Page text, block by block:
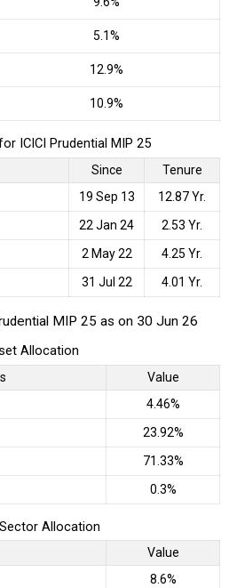
5.1%
12.9%
10.9%
ICICI Prudential MIP 25
Since
Tenure
19 Sep 13
12.87 Yr.
22 Jan 24
2.53 Yr.
2 May 22
4.25 Yr.
31 Jul 22 4.01 Yr.
MIP 25 as on 30 Jun 26
Allocation
Value
4.46%
23.92%
71.33%
0.3%
Allocation
Value
8.6%